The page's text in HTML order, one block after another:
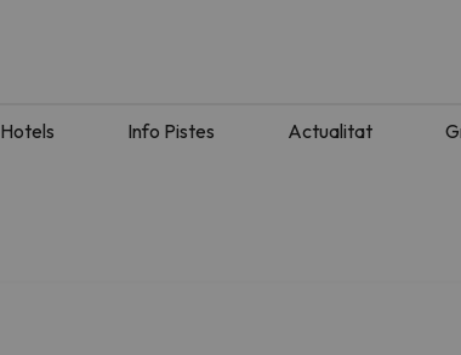
Hotels Info Pistes Actualitat